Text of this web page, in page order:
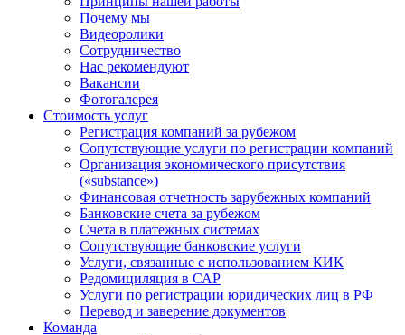
Почему мы
Видеоролики
Сотрудничество
Нас рекомендуют
Вакансии
Фотогалерея
Стоимость услуг
Регистрация компаний за рубежом
Сопутствующие услуги по регистрации компаний
Организация экономического присутствия
(«substance»)
Финансовая отчетность зарубежных компаний
Банковские счета за рубежом
Счета в платежных системах
Сопутствующие банковские услуги
Услуги, связанные с использованием КИК
Редомициляция в САР
Услуги по регистрации юридических лиц в РФ
Перевод и заверение документов
Команда